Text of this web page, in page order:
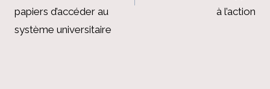
papiers d’accéder au
système universitaire
à l’action